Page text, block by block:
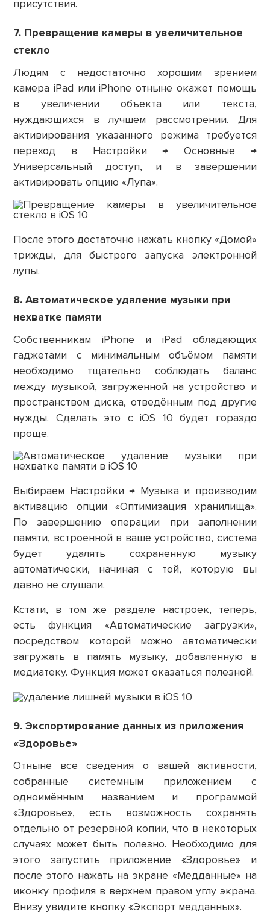
присутствия.
7. Превращение камеры в увеличительное
стекло
Людям с недостаточно хорошим зрением
камера iPad или iPhone отныне окажет помощь
в увеличении объекта или текста,
нуждающихся в лучшем рассмотрении. Для
активирования указанного режима требуется
переход в Настройки → Основные →
Универсальный доступ, и в завершении
активировать опцию «Лупа».
После этого достаточно нажать кнопку «Домой»
трижды, для быстрого запуска электронной
лупы.
8. Автоматическое удаление музыки при
нехватке памяти
Собственникам iPhone и iPad обладающих
гаджетами с минимальным объёмом памяти
необходимо тщательно соблюдать баланс
между музыкой, загруженной на устройство и
пространством диска, отведённым под другие
нужды. Сделать это с iOS 10 будет гораздо
проще.
Выбираем Настройки → Музыка и производим
активацию опции «Оптимизация хранилища».
По завершению операции при заполнении
памяти, встроенной в ваше устройство, система
будет удалять сохранённую музыку
автоматически, начиная с той, которую вы
давно не слушали.
Кстати, в том же разделе настроек, теперь,
есть функция «Автоматические загрузки»,
посредством которой можно автоматически
загружать в память музыку, добавленную в
медиатеку. Функция может оказаться полезной.
9. Экспортирование данных из приложения
«Здоровье»
Отныне все сведения о вашей активности,
собранные системным приложением с
одноимённым названием и программой
«Здоровье», есть возможность сохранять
отдельно от резервной копии, что в некоторых
случаях может быть полезно. Необходимо для
этого запустить приложение «Здоровье» и
после этого нажать на экране «Медданные» на
иконку профиля в верхнем правом углу экрана.
Внизу увидите кнопку «Экспорт медданных».